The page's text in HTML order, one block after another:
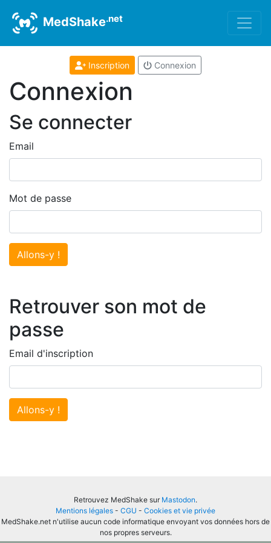
MedShake.net
Inscription Connexion
Connexion
Se connecter
Email
Mot de passe
Allons-y !
Retrouver son mot de
passe
Email d'inscription
Allons-y !
Retrouvez MedShake sur Mastodon.
Mentions légales - CGU - Cookies et vie privée
MedShake.net n'utilise aucun code informatique envoyant vos données hors de
nos propres serveurs.